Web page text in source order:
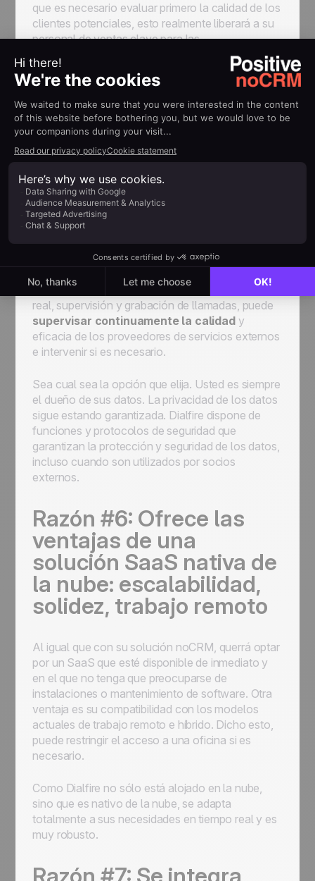
que es necesario evaluar primero la calidad de los
clientes potenciales, esto realmente liberará a su
personal de ventas clave para las
conversaciones con mucho potencial.
¿Le preocupa que otros le roben sus clientes
potenciales? Tenga la seguridad de que sólo
verán los datos que usted comparta con ellos y
únicamente de los contactos con los que estén
hablando. Además, todas las c
se pueden grabar automáticamente. Si un
cliente potencial muestra interés, deje que su
personal de asistencia en llamadas transfiera la
llamada a su personal de ventas clave o
programe una llamada o reunión de seguimiento.
A pesar de la externalización, usted conserva el
control y la visión general de todas las llamadas y
actividades. Con la ayuda de análisis en tiempo
real, supervisión y grabación de llamadas, puede
supervisar continuamente la calidad y
eficacia de los proveedores de servicios externos
e intervenir si es necesario.
Sea cual sea la opción que elija. Usted es siempre
el dueño de sus datos. La privacidad de los datos
sigue estando garantizada. Dialfire dispone de
funciones y protocolos de seguridad que
garantizan la protección y seguridad de los datos,
incluso cuando son utilizados por socios
externos.
Razón #6: Ofrece las
ventajas de una
solución SaaS nativa de
la nube: escalabilidad,
solidez, trabajo remoto
Al igual que con su solución noCRM, querrá optar
por un SaaS que esté disponible de inmediato y
en el que no tenga que preocuparse de
instalaciones o mantenimiento de software. Otra
ventaja es su compatibilidad con los modelos
actuales de trabajo remoto e híbrido. Dicho esto,
puede restringir el acceso a una oficina si es
necesario.
Como Dialfire no sólo está alojado en la nube,
sino que es nativo de la nube, se adapta
totalmente a sus necesidades en tiempo real y es
muy robusto.